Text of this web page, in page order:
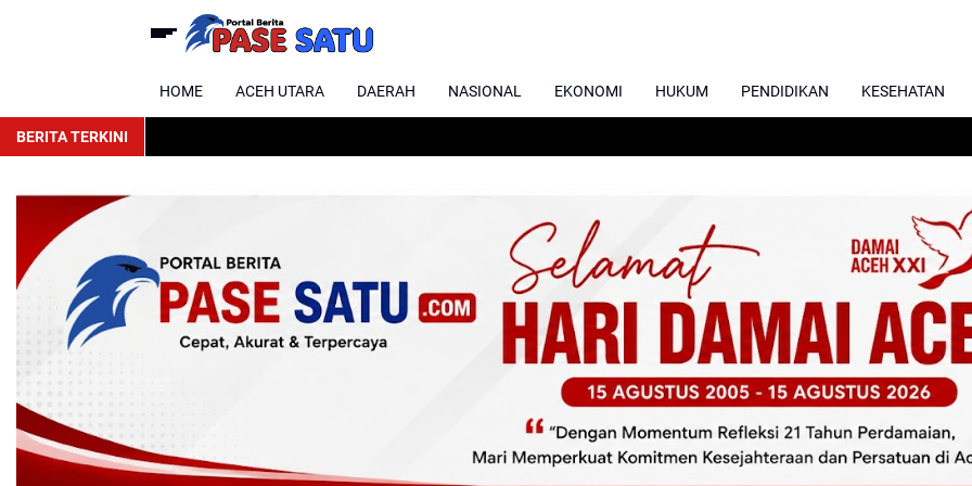
HOME ACEH UTARA DAERAH NASIONAL EKONOMI HUKUM PENDIDIKAN KESEHATAN
BERITA TERKINI